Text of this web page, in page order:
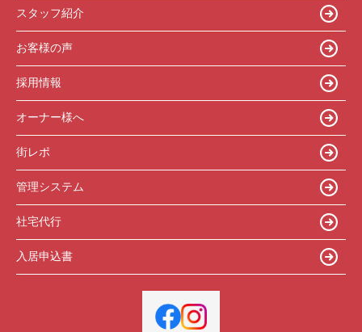
スタッフ紹介
お客様の声
採用情報
オーナー様へ
街レポ
管理システム
社宅代行
入居申込書